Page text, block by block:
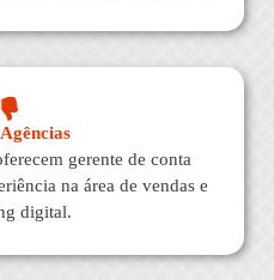
gerente de conta
na área de vendas e
digital.